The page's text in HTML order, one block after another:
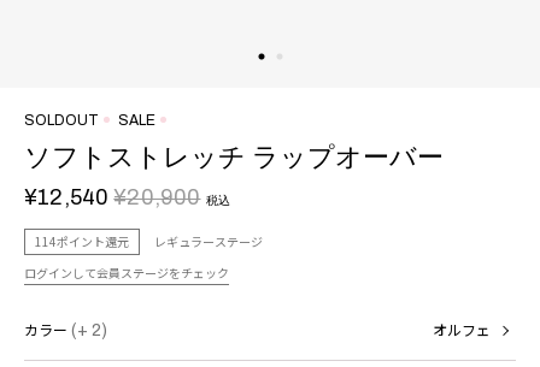
SOLDOUT SALE
ソフトストレッチ ラップオーバー
¥12,540 ¥20,900 税込
114ポイント還元
レギュラーステージ
ログインして会員ステージをチェック
カラー (+ 2) オルフェ